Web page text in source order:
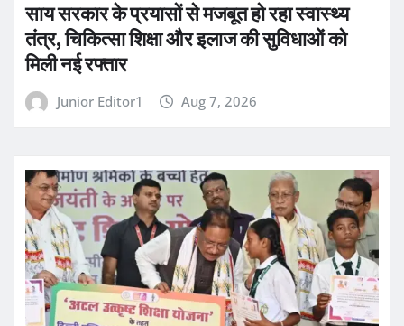
साय सरकार के प्रयासों से मजबूत हो रहा स्वास्थ्य
तंत्र, चिकित्सा शिक्षा और इलाज की सुविधाओं को
मिली नई रफ्तार
Junior Editor1 Aug 7, 2026